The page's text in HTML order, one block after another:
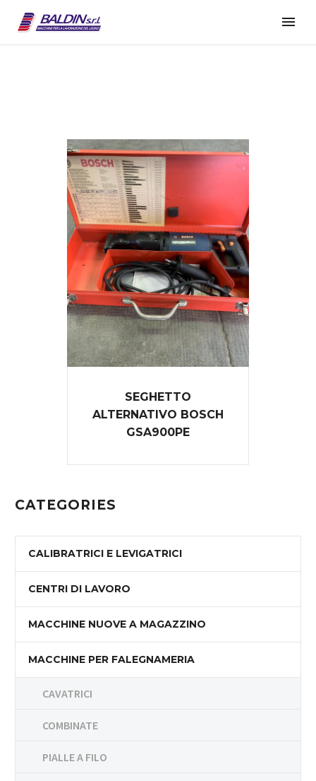
SEGHETTO
ALTERNATIVO BOSCH
GSA900PE
CATEGORIES
CALIBRATRICI E LEVIGATRICI
CENTRI DI LAVORO
MACCHINE NUOVE A MAGAZZINO
MACCHINE PER FALEGNAMERIA
CAVATRICI
COMBINATE
PIALLE A FILO